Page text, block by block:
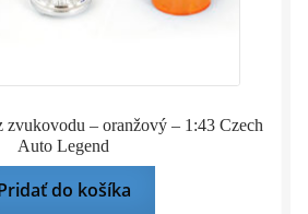
– oranžový – 1:43 Czech
Auto Legend
do košíka